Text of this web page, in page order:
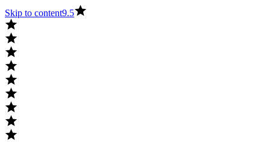
Skip to content9.5